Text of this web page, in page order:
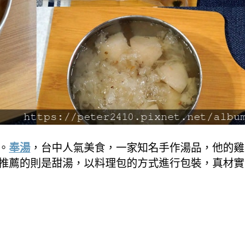
奉湯 ，台中人氣美食，一家知名手作湯品，他的雞
薦的則是甜湯，以料理包的方式進行包裝，真材實